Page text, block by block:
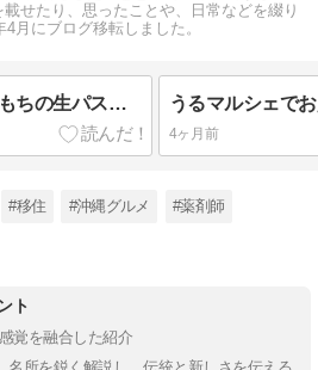
載せたり、思ったことや、日常などを綴り
4月にブログ移転しました。
【MOLT BUONO】もちもちの生パスタが最高。ランチはさらにコスパよし。
4ヶ月前
#移住 #沖縄グルメ #薬剤師
ト
覚を融合した紹介